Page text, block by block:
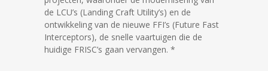
de LCU’s (Landing Craft Utility’s) en de
ontwikkeling van de nieuwe FFI’s (Future Fast
Interceptors), de snelle vaartuigen die de
huidige FRISC’s gaan vervangen. *